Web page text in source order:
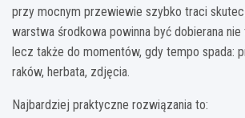
przy mocnym przewiewie szybko traci
warstwa środkowa powinna być dobierana
lecz także do momentów, gdy tempo spada:
raków, herbata, zdjęcia.
Najbardziej praktyczne rozwiązania to: